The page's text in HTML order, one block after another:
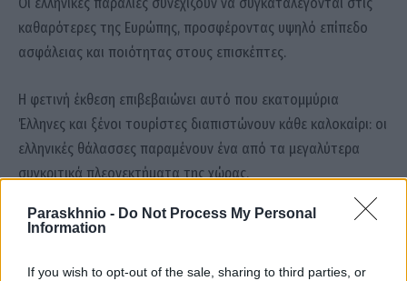
Paraskhnio - Do Not Process My Personal
Information
If you wish to opt-out of the sale, sharing to third parties, or
καθαρότερες της Ευρώπης, προσφέροντας υψηλό επίπεδο
ασφάλειας και ποιότητας στους επισκέπτες.
Η φετινή έκθεση επιβεβαιώνει αυτό που εκατομμύρια
Έλληνες και ξένοι τουρίστες διαπιστώνουν κάθε καλοκαίρι: οι
ελληνικές θάλασσες παραμένουν ένα από τα μεγαλύτερα
συγκριτικά πλεονεκτήματα της χώρας.
ΕΕ|Ευρωπαϊκή Ένωση